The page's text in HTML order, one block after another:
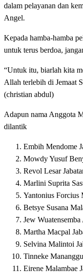
dalam pelayanan dan
Angel.
Kepada hamba-hamba
untuk terus berdoa,
“Untuk itu, biarlah kita
Allah terlebih di Jemaat
(christian abdul)
Adapun nama Anggota
dilantik
Embih Mendome
Mowdy Yusuf
Revol Lesar
Marlini Suprita
Yantonius Forcius
Betsye Susana
Jew
Martha Macpal
Selvina Malintoi
Tinneke
Eirene Malambae